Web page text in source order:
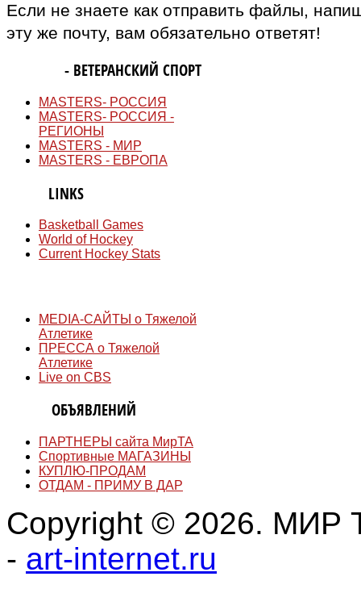
Если не знаете как отправить файлы,
эту же почту, вам обязательно ответят!
- ВЕТЕРАНСКИЙ СПОРТ
MASTERS- РОССИЯ
MASTERS- РОССИЯ -
РЕГИОНЫ
MASTERS - МИР
MASTERS - ЕВРОПА
LINKS
Basketball Games
World of Hockey
Current Hockey Stats
MEDIA-САЙТЫ о Тяжелой
Атлетике
ПРЕССА о Тяжелой
Атлетике
Live on CBS
ОБЪЯВЛЕНИЙ
ПАРТНЕРЫ сайта МирТА
Спортивные МАГАЗИНЫ
КУПЛЮ-ПРОДАМ
ОТДАМ - ПРИМУ В ДАР
Copyright © 2026. МИР
- art-internet.ru